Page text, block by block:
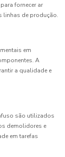
fornecer ar
linhas de produção.
em
A
a qualidade e
são utilizados
demolidores e
em tarefas